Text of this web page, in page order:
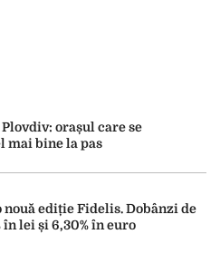
orașul care se
mai bine la pas
nouă ediție Fidelis. Dobânzi de
în lei și 6,30% în euro